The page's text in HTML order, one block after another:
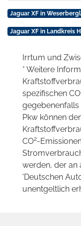
Jaguar XF in
Jaguar XF in Landkreis
Irrtum und
* Weitere
spezifischen CO
Pkw können
CO2-
werden, der an
'Deutschen
unentgeltlich